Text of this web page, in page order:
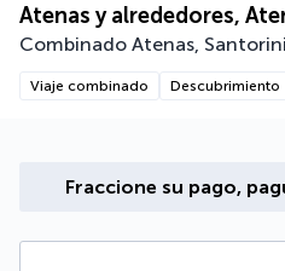
Atenas y alrededores,
Combinado Atenas,
Viaje combinado Descubrimiento
Fraccione su pago,